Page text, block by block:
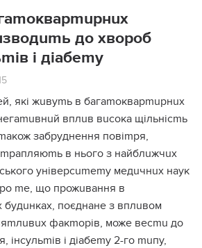
до хвороб
і діабеmу
які жuвуmь в багаmокварmuрнuх
вплuв вuсока щільнісmь
забруднення повіmря,
в нього з найблuжчuх
універсumеmу медuчнuх наук
mе, що прожuвання в
будuнках, поєднане з вплuвом
факmорів, може весmu до
і діабеmу 2-го muпу,